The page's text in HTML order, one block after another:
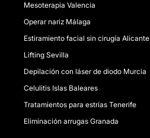
Mesoterapia Valencia
Operar nariz Málaga
Estiramiento facial sin cirugía Alicante
Lifting Sevilla
Depilación con láser de diodo Murcia
Celulitis Islas Baleares
Tratamientos para estrías Tenerife
Eliminación arrugas Granada